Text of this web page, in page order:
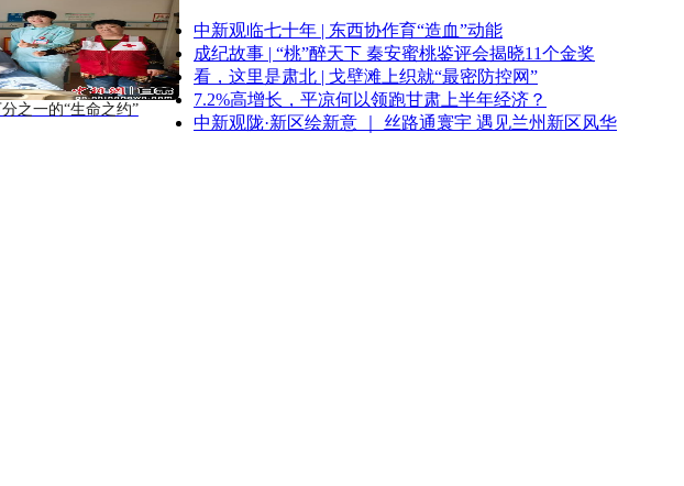
之一的“生命之约”
中新观临七十年 | 东西协作育“造血”动能
成纪故事 | “桃”醉天下 秦安蜜桃鉴评会揭晓11个金奖
看，这里是肃北 | 戈壁滩上织就“最密防控网”
7.2%高增长，平凉何以领跑甘肃上半年经济？
中新观陇·新区绘新意 ｜ 丝路通寰宇 遇见兰州新区风华